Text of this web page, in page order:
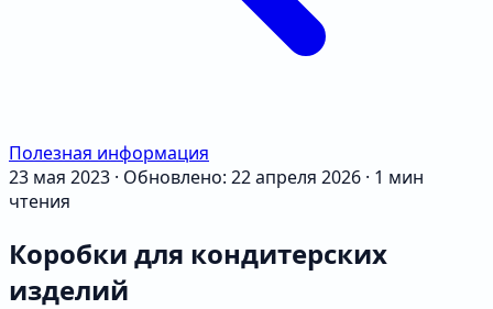
Полезная информация
23 мая 2023 · Обновлено: 22 апреля 2026 · 1 мин
чтения
Коробки для кондитерских
изделий